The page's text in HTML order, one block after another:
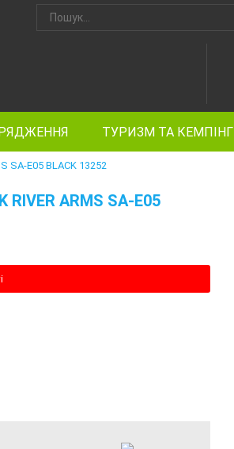
ТУРИЗМ ТА КЕМПІНГ
SA-E05 BLACK 13252
ARMS SA-E05